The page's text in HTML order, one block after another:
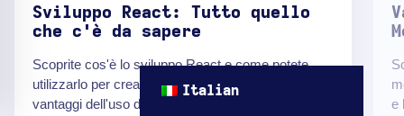
Sviluppo React: Tutto quello
che c'è da sapere
Scoprite cos'è lo sviluppo React e come potete
utilizzarlo per creare potenti applicazioni. Scoprite i
vantaggi dell'uso di questo linguaggio e le sue
e
Italian